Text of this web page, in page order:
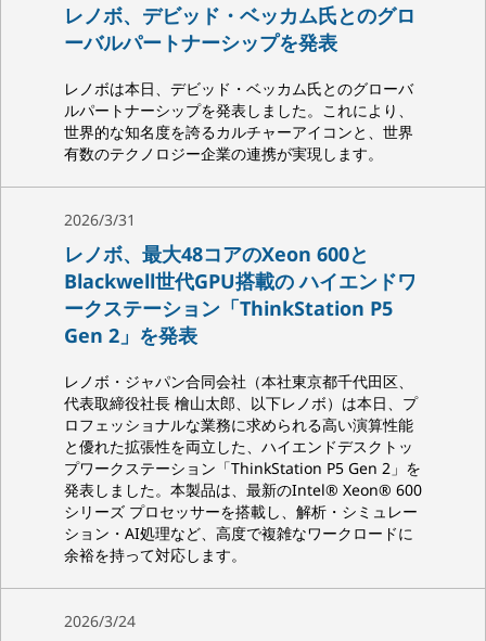
レノボ、デビッド・ベッカム氏とのグロ
ーバルパートナーシップを発表
レノボは本日、デビッド・ベッカム氏とのグローバ
ルパートナーシップを発表しました。これにより、
世界的な知名度を誇るカルチャーアイコンと、世界
有数のテクノロジー企業の連携が実現します。
2026/3/31
レノボ、最大48コアのXeon 600と
Blackwell世代GPU搭載の ハイエンドワ
ークステーション「ThinkStation P5
Gen 2」を発表
レノボ・ジャパン合同会社（本社東京都千代田区、
代表取締役社長 檜山太郎、以下レノボ）は本日、プ
ロフェッショナルな業務に求められる高い演算性能
と優れた拡張性を両立した、ハイエンドデスクトッ
プワークステーション「ThinkStation P5 Gen 2」を
発表しました。本製品は、最新のIntel® Xeon® 600
シリーズ プロセッサーを搭載し、解析・シミュレー
ション・AI処理など、高度で複雑なワークロードに
余裕を持って対応します。
2026/3/24